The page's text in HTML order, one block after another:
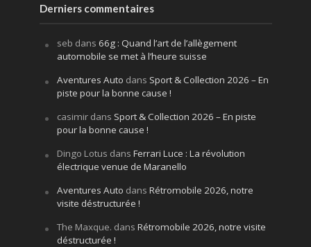
Derniers commentaires
seb dans 66g : Quand l’art de l’allègement
automobile se met à l’heure suisse
Aventures Auto dans Sport & Collection 2026 – En
piste pour la bonne cause !
casimirdans Sport & Collection 2026 – En piste
pour la bonne cause !
Dingo Lotus dans Ferrari Luce : La révolution
électrique venue de Maranello
Aventures Auto dans Rétromobile 2026, notre
visite déstructurée !
The Maxque. dans Rétromobile 2026, notre visite
déstructurée !